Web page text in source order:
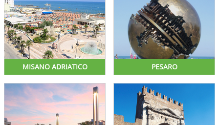
MISANO ADRIATICO PESARO